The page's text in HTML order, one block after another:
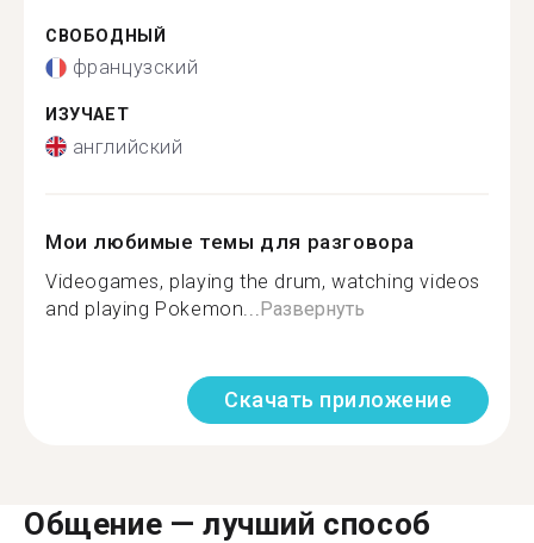
СВОБОДНЫЙ
французский
ИЗУЧАЕТ
английский
Мои любимые темы для разговора
Videogames, playing the drum, watching videos
and playing Pokemon... Развернуть
Скачать приложение
Общение — лучший способ